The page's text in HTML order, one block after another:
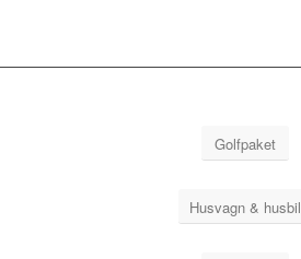
Golfpaket
Husvagn & husbil